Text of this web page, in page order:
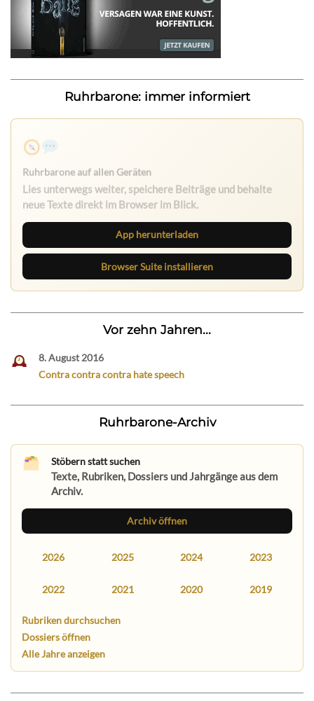
Ruhrbarone: immer informiert
Ruhrbarone auf allen Geräten
Lies unterwegs weiter, speichere Beiträge und behalte
neue Texte direkt im Browser im Blick.
App herunterladen
Browser Suite installieren
Vor zehn Jahren...
8. August 2016
Contra contra contra hate speech
Ruhrbarone-Archiv
Stöbern statt suchen
Texte, Rubriken, Dossiers und Jahrgänge aus dem
Archiv.
Archiv öffnen
2026 2025 2024 2023
2022 2021 2020 2019
Rubriken durchsuchen
Dossiers öffnen
Alle Jahre anzeigen